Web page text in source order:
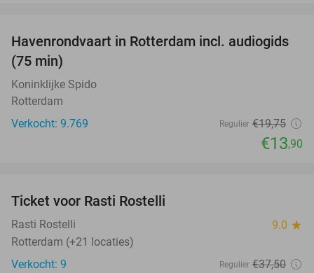
30%
Havenrondvaart in Rotterdam incl. audiogids
(75 min)
Koninklijke Spido
Rotterdam
Verkocht: 9.769
Regulier €19,75
€13,90
TODAY
Ticket voor Rasti Rostelli
Rasti Rostelli 9.0 star
Rotterdam (+21 locaties)
Verkocht: 9
Regulier €37,50